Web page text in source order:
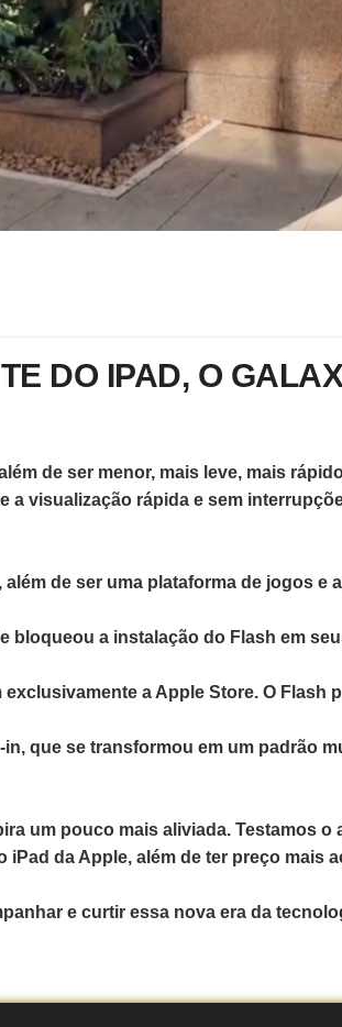
DO IPAD, O
de ser menor, mais leve, mais
a visualização rápida e sem
de ser uma plataforma de jogos e
a instalação do Flash em
a Apple Store. O Flash
que se transformou em um padrão
um pouco mais aliviada. Testamos
da Apple, além de ter preço mais
e curtir essa nova era da